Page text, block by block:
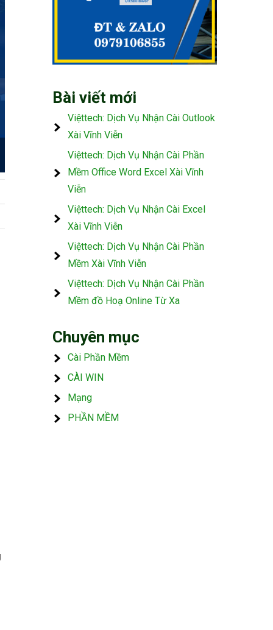
Bài viết mới
Việttech: Dịch Vụ Nhận Cài Outlook
Xài Vĩnh Viễn
Việttech: Dịch Vụ Nhận Cài Phần
Mềm Office Word Excel Xài Vĩnh
Viễn
Việttech: Dịch Vụ Nhận Cài Excel
Xài Vĩnh Viễn
Việttech: Dịch Vụ Nhận Cài Phần
Mềm Xài Vĩnh Viễn
Việttech: Dịch Vụ Nhận Cài Phần
Mềm đồ Hoạ Online Từ Xa
Chuyên mục
Cài Phần Mềm
CÀI WIN
Mạng
PHẦN MỀM